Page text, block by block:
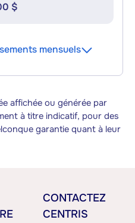
$
mensuels
affichée ou générée par
à titre indicatif, pour des
garantie quant à leur
CONTACTEZ
CENTRIS